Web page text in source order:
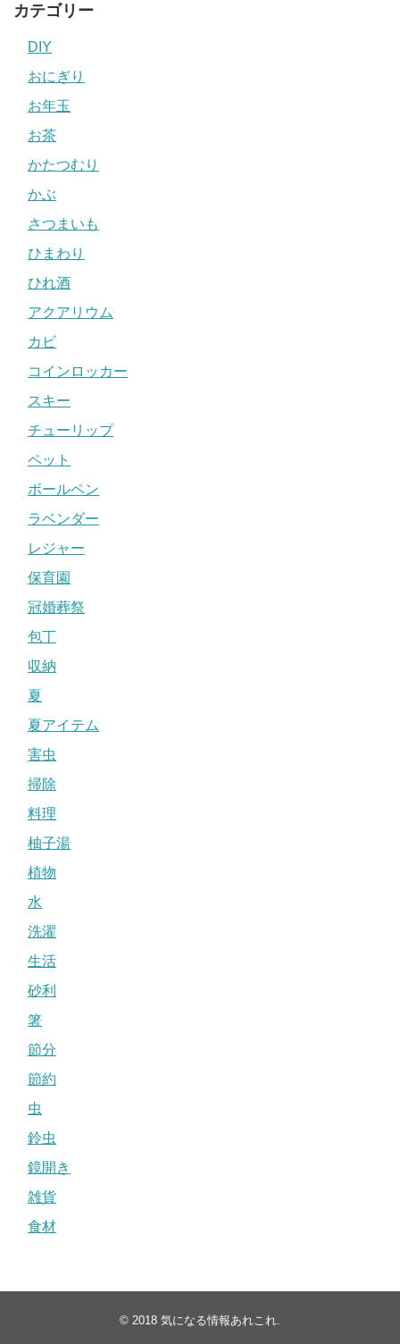
カテゴリー
DIY
おにぎり
お年玉
お茶
かたつむり
かぶ
さつまいも
ひまわり
ひれ酒
アクアリウム
カビ
コインロッカー
スキー
チューリップ
ペット
ボールペン
ラベンダー
レジャー
保育園
冠婚葬祭
包丁
収納
夏
夏アイテム
害虫
掃除
料理
柚子湯
植物
水
洗濯
生活
砂利
箸
節分
節約
虫
鈴虫
鏡開き
雑貨
食材
© 2018 気になる情報あれこれ